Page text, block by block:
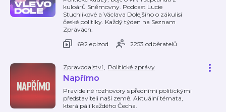
kuloárů Sněmovny. Podcast Lucie
Stuchlíkové a Václava Dolejšího o zákulisí
české politiky. Každý týden na Seznam
Zprávách.
692 epizod
2253 odběratelů
Zpravodajství, Politické zprávy
Napřímo
Pravidelné rozhovory s předními politickými
představiteli naší země. Aktuální témata,
která pálí každého Čecha.